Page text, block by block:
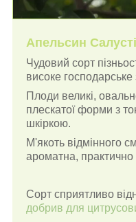
Апельсин
Чудовий сорт
високе
Плоди великі,
плескатої форми з
шкіркою.
М'якоть відмінного
ароматна, практично
Сорт сприятливо
добрив для